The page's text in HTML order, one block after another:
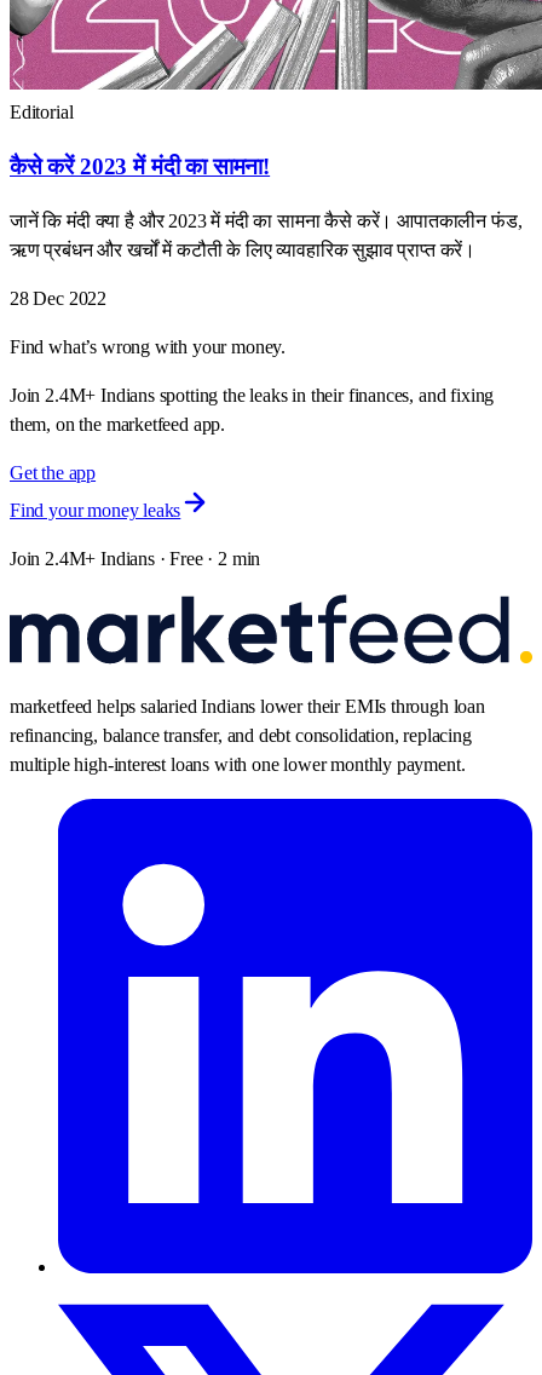
Editorial
कैसे करें 2023 में मंदी का सामना!
जानें कि मंदी क्या है और 2023 में मंदी का सामना कैसे करें। आपातकालीन फंड,
ऋण प्रबंधन और खर्चों में कटौती के लिए व्यावहारिक सुझाव प्राप्त करें।
28 Dec 2022
Find what’s wrong with your money.
Join 2.4M+ Indians spotting the leaks in their finances, and fixing
them, on the marketfeed app.
Get the app
Find your money leaks
Join 2.4M+ Indians · Free · 2 min
marketfeed helps salaried Indians lower their EMIs through loan
refinancing, balance transfer, and debt consolidation, replacing
multiple high-interest loans with one lower monthly payment.